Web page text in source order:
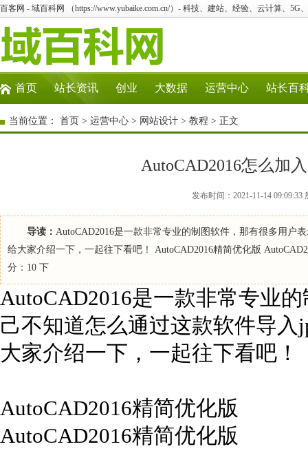
百客网 - 域百科网 （https://www.yubaike.com.cn/）- 科技、建站、经验、云计算、5G
首页 站长资讯 创业 大数据 运营中心 站长百
当前位置： 首页 > 运营中心 > 网站设计 > 教程 > 正文
AutoCAD2016怎么加
发布时间：2021-11-14
导读： AutoCAD2016是一款非常专业的制图软件，那有很多用户
给大家介绍一下，一起往下看吧！ AutoCAD2016精简优化版
分：10 下
AutoCAD2016是一款非常专业
己不知道怎么通过这款软件导
大家介绍一下，一起往下看吧！
AutoCAD2016精简优化版
AutoCAD2016精简优化版